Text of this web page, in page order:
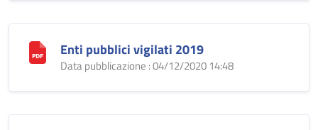
Enti pubblici vigilati 2019
Data pubblicazione : 04/12/2020 14:48